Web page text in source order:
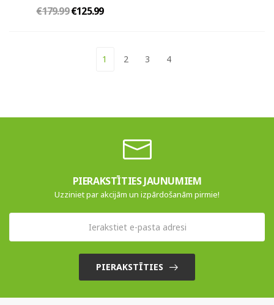
€179.99€125.99
1 2 3 4
PIERAKSTĪTIES JAUNUMIEM
Uzziniet par akcijām un izpārdošanām pirmie!
PIERAKSTĪTIES